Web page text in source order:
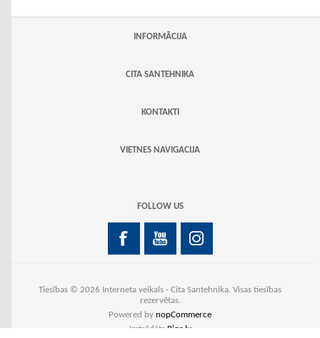
INFORMĀCIJA
CITA SANTEHNIKA
KONTAKTI
VIETNES NAVIGACIJA
FOLLOW US
Tiesības © 2026 Interneta veikals - Cita Santehnika. Visas tiesības
rezervētas.
Powered by nopCommerce
Izstrādāts Biqs.lv